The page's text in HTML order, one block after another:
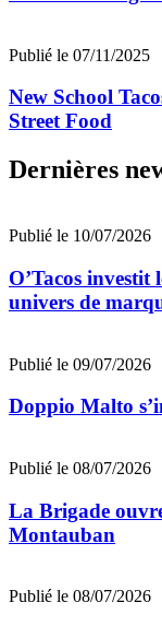
Publié le 07/11/2025
New School
Street Food
Dernières
Publié le 10/07/2026
O’Tacos investit
univers de
Publié le 09/07/2026
Doppio Malto
Publié le 08/07/2026
La Brigade
Montauban
Publié le 08/07/2026